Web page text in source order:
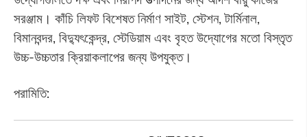
সরঞ্জাম। কাঁচি লিফট বিশেষত নির্মাণ সাইট, স্টেশন, টার্মিনাল,
বিমানবন্দর, বিদ্যুৎকেন্দ্র, স্টেডিয়াম এবং বৃহত উদ্যোগের মতো বিস্তৃত
উচ্চ-উচ্চতার ক্রিয়াকলাপের জন্য উপযুক্ত।
পরামিতি: